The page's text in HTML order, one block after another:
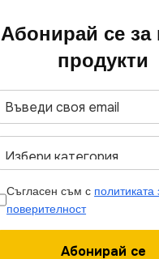
Абонирай се за
продукти
Съгласен съм с политиката
поверителност
Абонирай се